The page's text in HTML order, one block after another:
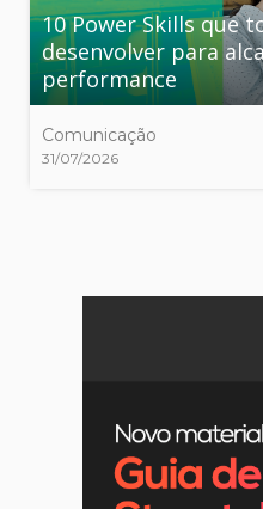
10 Power Skills que
desenvolver para
performance
Comunicação
31/07/2026